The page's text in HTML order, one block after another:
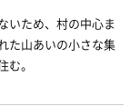
いため、村の中心ま
た山あいの小さな集
。